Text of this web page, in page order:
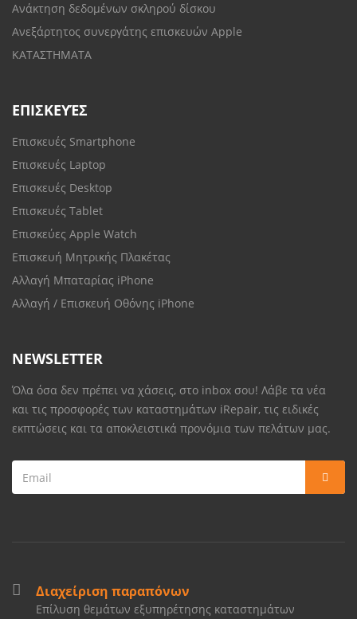
Ανάκτηση δεδομένων σκληρού δίσκου
Ανεξάρτητος συνεργάτης επισκευών Apple
ΚΑΤΑΣΤΗΜΑΤΑ
ΕΠΙΣΚΕΥΈΣ
Επισκευές Smartphone
Επισκευές Laptop
Επισκευές Desktop
Επισκευές Tablet
Επισκεύες Apple Watch
Επισκευή Μητρικής Πλακέτας
Αλλαγή Μπαταρίας iPhone
Αλλαγή / Επισκευή Οθόνης iPhone
NEWSLETTER
Όλα όσα δεν πρέπει να χάσεις, στο inbox σου! Λάβε τα νέα
και τις προσφορές των καταστημάτων iRepair, τις ειδικές
εκπτώσεις και τα αποκλειστικά προνόμια των πελάτων μας.
Διαχείριση παραπόνων
Επίλυση θεμάτων εξυπηρέτησης καταστημάτων